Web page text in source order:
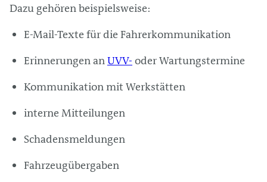
Dazu gehören beispielsweise:
E-Mail-Texte für die Fahrerkommunikation
Erinnerungen anUVV- oder Wartungstermine
Kommunikation mit Werkstätten
interne Mitteilungen
Schadensmeldungen
Fahrzeugübergaben